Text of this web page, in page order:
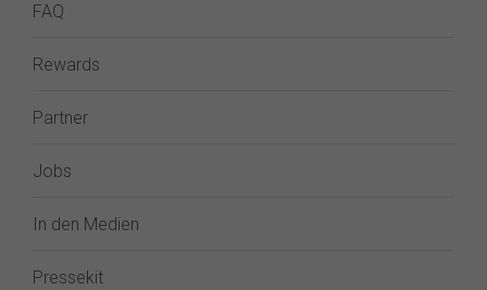
FAQ
Rewards
Partner
Jobs
In den Medien
Pressekit